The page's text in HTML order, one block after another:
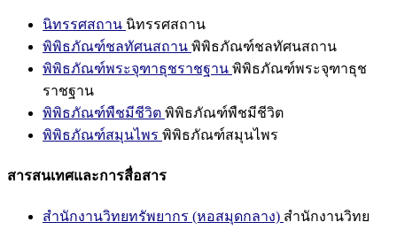
นิทรรศสถาน นิทรรศสถาน
พิพิธภัณฑ์ชลทัศนสถาน พิพิธภัณฑ์ชลทัศนสถาน
พิพิธภัณฑ์พระจุฑาธุชราชฐาน พิพิธภัณฑ์พระจุฑาธุช
ราชฐาน
พิพิธภัณฑ์พืชมีชีวิต พิพิธภัณฑ์พืชมีชีวิต
พิพิธภัณฑ์สมุนไพร พิพิธภัณฑ์สมุนไพร
สารสนเทศและการสื่อสาร
สำนักงานวิทยทรัพยากร (หอสมุดกลาง) สำนักงานวิทย